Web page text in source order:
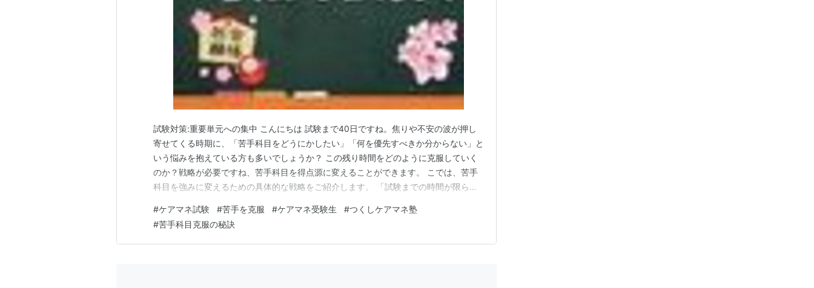
試験対策:重要単元への集中 こんにちは 試験まで40日ですね。焦りや不安の波が押し
寄せてくる時期に、「苦手科目をどうにかしたい」「何を優先すべきか分からない」と
いう悩みを抱えている方も多いでしょうか？ この残り時間をどのように克服していく
のか？戦略が必要ですね、苦手科目を得点源に変えることができます。 こでは、苦手
科目を強みに変えるための具体的な戦略をご紹介します。 「試験までの時間が限られ
「重要な単元」に集中する この時期、すべての苦手分野をカバーするのは、現実的で
はありません。 そこで、試験で、高得点を取るた…
#ケアマネ試験 #苦手を克服 #ケアマネ受験生 #つくしケアマネ塾
#苦手科目克服の秘訣